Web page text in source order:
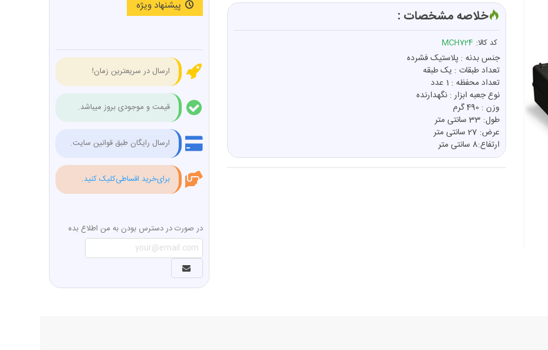
خلاصه مشخصات :
کد کالا: MCH724
جنس بدنه : پلاستیک فشرده
تعداد طبقات : یک طبقه
تعداد محفظه : 1 عدد
نوع جعبه ابزار : نگهدارنده
وزن : 490 گرم
طول: 33 سانتی متر
عرض: 27 سانتی متر
ارتفاع:8 سانتی متر
پیشنهاد ویژه
ارسال در سریعترین زمان!
قیمت و موجودی بروز میباشد.
ارسال رایگان طبق قوانین سایت.
برای‌خرید اقساطی‌کلیک کنید.
در صورت در دسترس بودن به من اطلاع بده